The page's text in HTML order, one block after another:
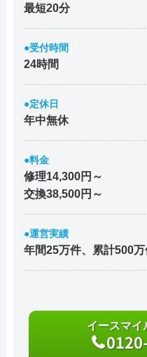
最短20分
●受付時間
24時間
●定休日
年中無休
●料金
修理14,300円～
交換38,500円～
●運営実績
年間25万件、累計500
イースマイ